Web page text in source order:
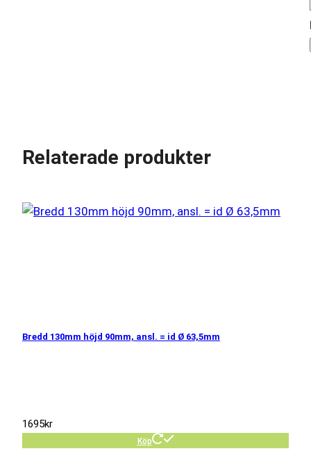
Relaterade produkter
Bredd 130mm höjd 90mm, ansl. = id Ø 63,5mm
1695kr
Köp